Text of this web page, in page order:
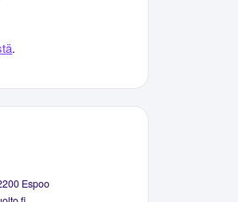
.
Espoo